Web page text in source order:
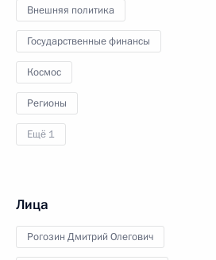
Внешняя политика
Государственные финансы
Космос
Регионы
Ещё 1
Лица
Рогозин Дмитрий Олегович